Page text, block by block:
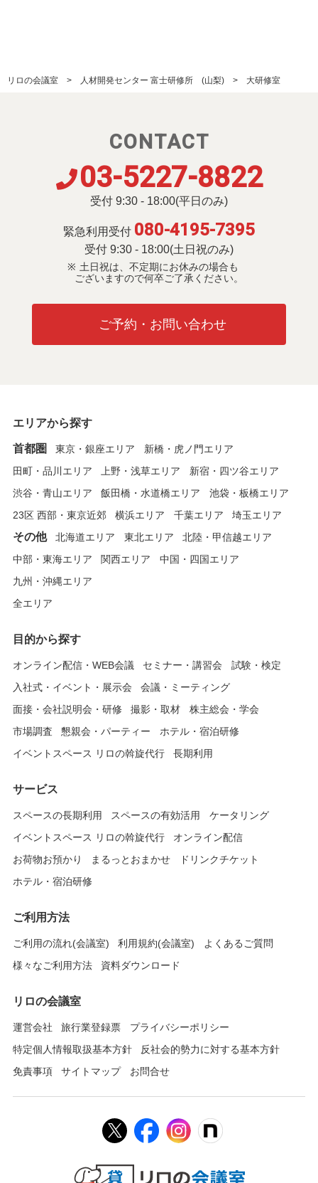
リロの会議室 人材開発センター 富士研修所 (山梨) 大研修室
CONTACT
03-5227-8822
受付 9:30 - 18:00(平日のみ)
緊急利用受付 080-4195-7395
受付 9:30 - 18:00(土日祝のみ)
土日祝は、不定期にお休みの場合も
ございますので何卒ご了承ください。
ご予約・お問い合わせ
エリアから探す
首都圏 東京・銀座エリア
新橋・虎ノ門エリア
田町・品川エリア
上野・浅草エリア
新宿・四ツ谷エリア
渋谷・青山エリア
飯田橋・水道橋エリア
池袋・板橋エリア
23区 西部・東京近郊
横浜エリア 千葉エリア 埼玉エリア
その他 北海道エリア 東北エリア
北陸・甲信越エリア
中部・東海エリア
関西エリア
中国・四国エリア
九州・沖縄エリア
全エリア
目的から探す
オンライン配信・WEB会議 セミナー・講習会
試験・検定
入社式・イベント・展示会
会議・ミーティング
面接・会社説明会・研修
撮影・取材
株主総会・学会
市場調査
懇親会・パーティー
ホテル・宿泊研修
イベントスペース リロの斡旋代行
長期利用
サービス
スペースの長期利用 スペースの有効活用
ケータリング
イベントスペース リロの斡旋代行
オンライン配信
お荷物お預かり
まるっとおまかせ
ドリンクチケット
ホテル・宿泊研修
ご利用方法
ご利用の流れ(会議室) 利用規約(会議室)
よくあるご質問
様々なご利用方法
資料ダウンロード
リロの会議室
運営会社 旅行業登録票
プライバシーポリシー
特定個人情報取扱基本方針
反社会的勢力に対する基本方針
免責事項
サイトマップ お問合せ